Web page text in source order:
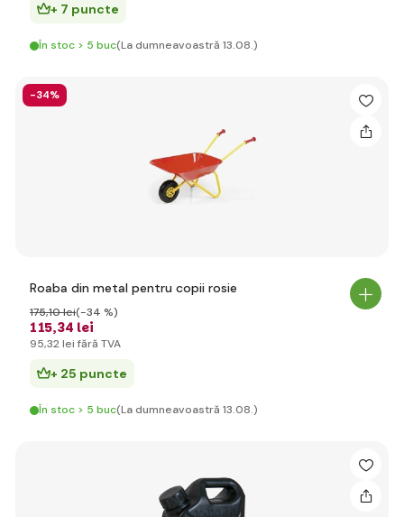
+ 7 puncte
În stoc > 5 buc(La dumneavoastră 13.08.)
-34%
Roaba din metal pentru copii rosie
115,34 lei
175,10 lei(-34 %)
95,32 lei fără TVA
+ 25 puncte
În stoc > 5 buc(La dumneavoastră 13.08.)